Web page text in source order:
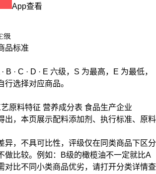
App查看
级
品标准
· B · C · D · E 六级， S 为最高， E 为最低，
行选择对应商品。
原料特征 营养成分表 食品生产企业
出，本页展示配料添加剂 、 执行标准、 原料
异，不具可比性，评级仅在 同类商品下区分
做比较。例如：B级的橄榄油不一定就比A
对比不同小类商品优劣，请打开分类详情查